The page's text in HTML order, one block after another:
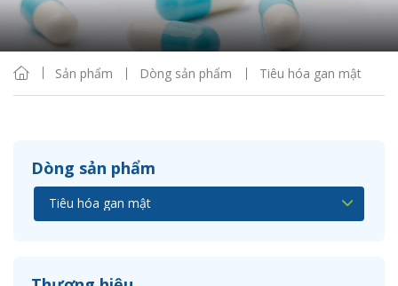
Sản phẩm Dòng sản phẩm Tiêu hóa gan mật
Dòng sản phẩm
Hiển thị